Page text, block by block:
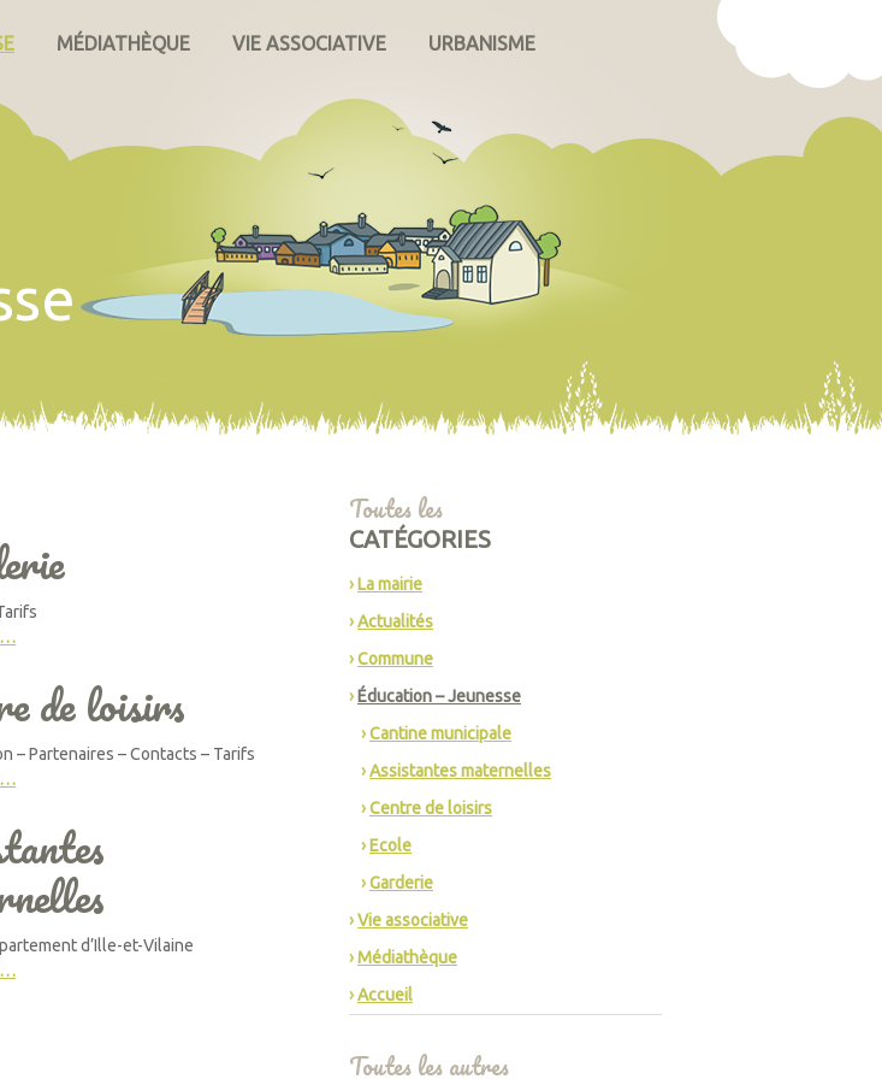
MÉDIATHÈQUE VIE ASSOCIATIVE
URBANISME
de loisirs
– Partenaires – Contacts – Tarifs
d’Ille-et-Vilaine
Toutes les
CATÉGORIES
La mairie
Actualités
Commune
Éducation – Jeunesse
Cantine municipale
Assistantes maternelles
Centre de loisirs
Ecole
Garderie
Vie associative
Médiathèque
Accueil
Toutes les autres